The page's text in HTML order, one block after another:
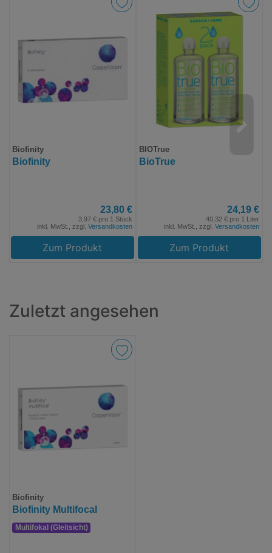
Biofinity
Biofinity
23,80 €
3,97 € pro 1 Stück
inkl. MwSt., zzgl. Versandkosten
Zum Produkt
BIOTrue
BioTrue
24,19 €
40,32 € pro 1 Liter
inkl. MwSt., zzgl. Versandkosten
Zum Produkt
Zuletzt angesehen
Biofinity
Biofinity Multifocal
Multifokal (Gleitsicht)